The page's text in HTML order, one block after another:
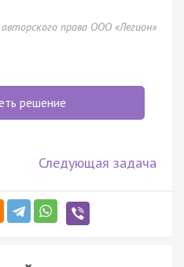
права ООО «Легион»
решение
Следующая задача